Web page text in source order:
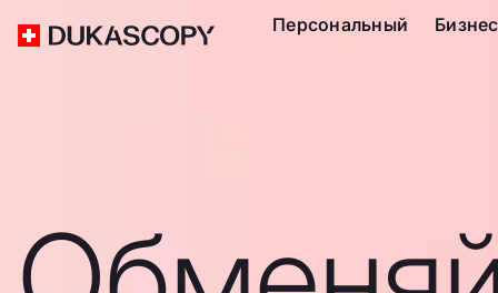
Персональный Бизнес